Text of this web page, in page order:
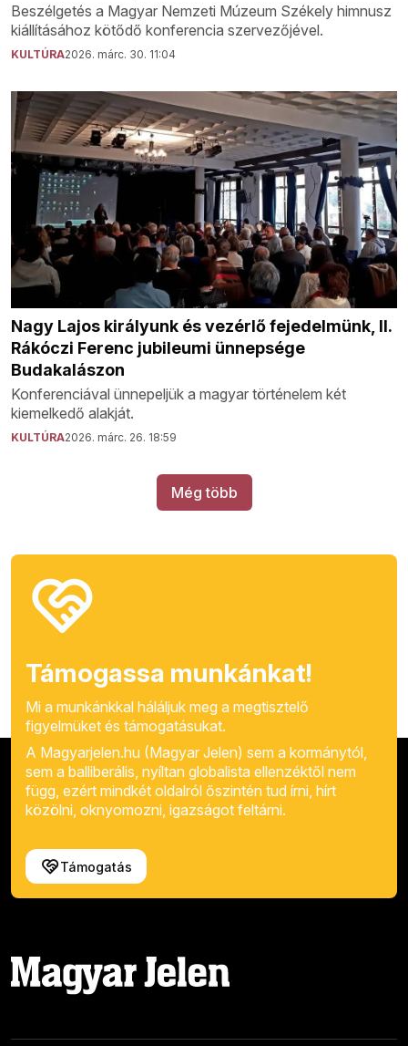
Beszélgetés a Magyar Nemzeti Múzeum Székely himnusz
kiállításához kötődő konferencia szervezőjével.
KULTÚRA2026. márc. 30. 11:04
Nagy Lajos királyunk és vezérlő fejedelmünk, II.
Rákóczi Ferenc jubileumi ünnepsége
Budakalászon
Konferenciával ünnepeljük a magyar történelem két
kiemelkedő alakját.
KULTÚRA2026. márc. 26. 18:59
Még több
Támogassa munkánkat!
Mi a munkánkkal háláljuk meg a megtisztelő
figyelmüket és támogatásukat.
A Magyarjelen.hu (Magyar Jelen) sem a kormánytól,
sem a balliberális, nyíltan globalista ellenzéktől nem
függ, ezért mindkét oldalról őszintén tud írni, hírt
közölni, oknyomozni, igazságot feltárni.
Támogatás